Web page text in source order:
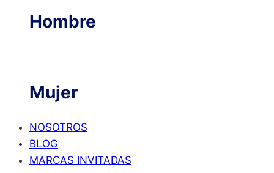
Hombre
Mujer
NOSOTROS
BLOG
MARCAS INVITADAS